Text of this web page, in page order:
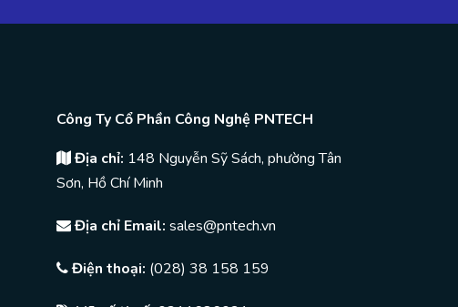
Công Ty Cổ Phần Công Nghệ PNTECH
Địa chỉ: 148 Nguyễn Sỹ Sách, phường Tân
Sơn, Hồ Chí Minh
Địa chỉ Email: sales@pntech.vn
Điện thoại: (028) 38 158 159